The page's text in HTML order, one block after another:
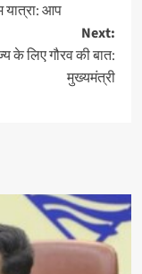
यात्रा: आप
Next:
के लिए गौरव की बात:
मुख्यमंत्री